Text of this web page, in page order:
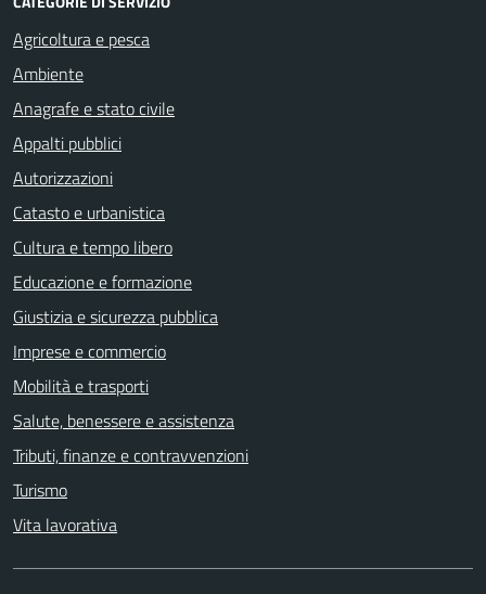
Agricoltura e pesca
Ambiente
Anagrafe e stato civile
Appalti pubblici
Autorizzazioni
Catasto e urbanistica
Cultura e tempo libero
Educazione e formazione
Giustizia e sicurezza pubblica
Imprese e commercio
Mobilità e trasporti
Salute, benessere e assistenza
Tributi, finanze e contravvenzioni
Turismo
Vita lavorativa